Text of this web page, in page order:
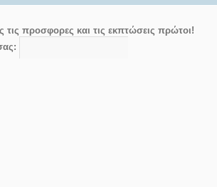
τις προσφορες και τις εκπτώσεις πρώτοι!